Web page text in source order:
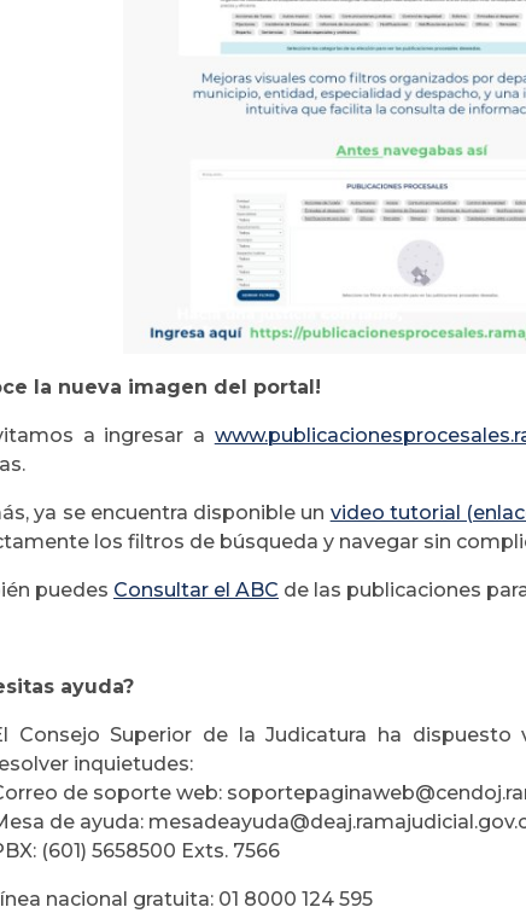
la nueva imagen del portal!
a ingresar a
ya se encuentra disponible un video tutorial
los filtros de búsqueda y navegar sin
puedes Consultar el ABC de las publicaciones
ayuda?
Consejo Superior de la Judicatura ha dispuesto
inquietudes:
de soporte web:
de ayuda:
(601) 5658500 Exts. 7566
nacional gratuita: 01 8000 124 595